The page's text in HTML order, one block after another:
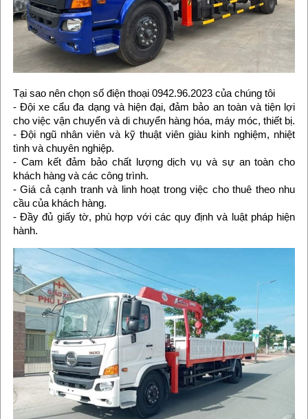
Tại sao nên chọn số điện thoại 0942.96.2023 của chúng tôi
- Đội xe cẩu đa dạng và hiện đại, đảm bảo an toàn và tiện lợi
cho việc vận chuyển và di chuyển hàng hóa, máy móc, thiết bị.
- Đội ngũ nhân viên và kỹ thuật viên giàu kinh nghiệm, nhiệt
tình và chuyên nghiệp.
- Cam kết đảm bảo chất lượng dịch vụ và sự an toàn cho
khách hàng và các công trình.
- Giá cả cạnh tranh và linh hoạt trong việc cho thuê theo nhu
cầu của khách hàng.
- Đầy đủ giấy tờ, phù hợp với các quy định và luật pháp hiện
hành.